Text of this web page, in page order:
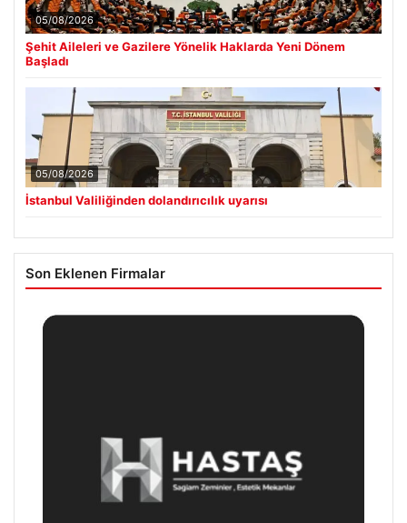
05/08/2026
Şehit Aileleri ve Gazilere Yönelik Haklarda Yeni Dönem
Başladı
05/08/2026
İstanbul Valiliğinden dolandırıcılık uyarısı
Son Eklenen Firmalar